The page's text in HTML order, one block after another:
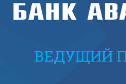
ВЕДУЩИЙ